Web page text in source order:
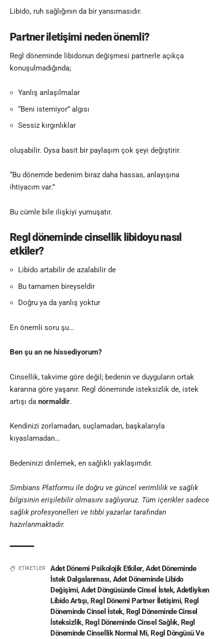
Libido, ruh sağlığının da bir yansımasıdır.
Partner iletişimi neden önemli?
Regl döneminde libidonun değişmesi partnerle açıkça
konuşulmadığında;
Yanlış anlaşılmalar
“Beni istemiyor” algısı
Sessiz kırgınlıklar
oluşabilir. Oysa basit bir paylaşım çok şeyi değiştirir.
“Bu dönemde bedenim biraz daha hassas, anlayışına
ihtiyacım var.”
Bu cümle bile ilişkiyi yumuşatır.
Regl döneminde cinsellik libidoyu nasıl
etkiler?
Libido artabilir de azalabilir de
Bu tamamen bireyseldir
Doğru ya da yanlış yoktur
En önemli soru şu…
Ben şu an ne hissediyorum?
Cinsellik, takvime göre değil; bedenin ve duyguların ortak
kararına göre yaşanır. Regl döneminde isteksizlik de, istek
artışı da normaldir.
Kendinizi zorlamadan, suçlamadan, başkalarıyla
kıyaslamadan…
Bedeninizi dinlemek, en sağlıklı yaklaşımdır.
Simbians Platformu ile doğru ve güncel verimlilik ve sağlık
bilgisinin erişilebilir olmasını sağlıyoruz. Tüm içerikler sadece
sağlık profesyonelleri ve tıbbi yazarlar tarafından
hazırlanmaktadır.
ETİKETLER Adet Dönemi Psikolojik Etkiler, Adet Döneminde
İstek Dalgalanması, Adet Döneminde Libido
Değişimi,Adet Döngüsünde Cinsel İstek,Adetliyken
Libido Artışı, Regl Dönemi Partner İletişimi, Regl
Döneminde Cinsel İstek, Regl Döneminde Cinsel
İsteksizlik, Regl Döneminde Cinsel Sağlık, Regl
Döneminde Cinsellik Normal Mi, Regl Döngüsü Ve